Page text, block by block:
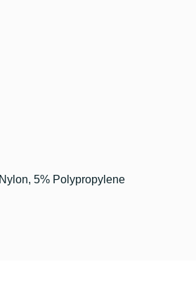
5% Polypropylene